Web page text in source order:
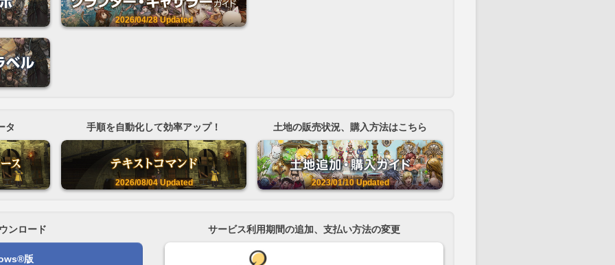
2026/04/28Updated
タ 手順を自動化して効率アップ！
2026/08/04Updated
土地の販売状況、購入方法はこちら
2023/01/10Updated
ンロード
版
サービス利用期間の追加、支払い方法の変更